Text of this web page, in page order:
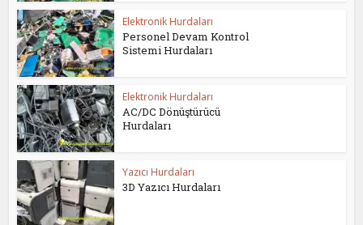
Elektronik Hurdaları
Personel Devam Kontrol
Sistemi Hurdaları
Elektronik Hurdaları
AC/DC Dönüştürücü
Hurdaları
Yazıcı Hurdaları
3D Yazıcı Hurdaları